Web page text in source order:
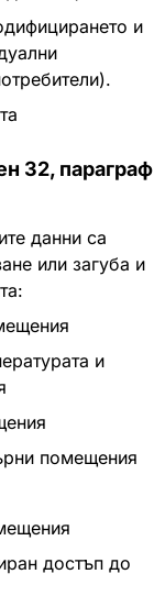
и
32, параграф
данни са
или загуба и
и
помещения
достъп до